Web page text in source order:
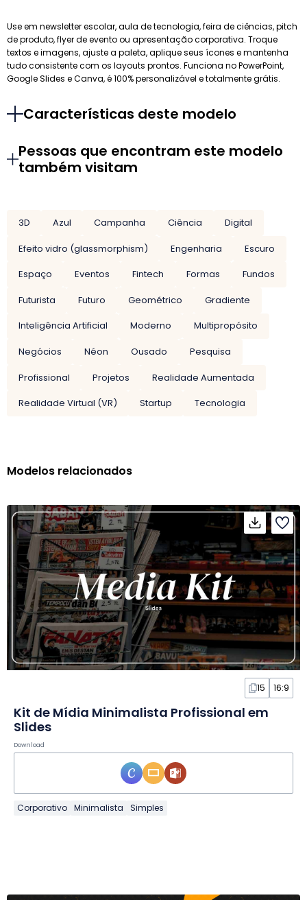
Use em newsletter escolar, aula de tecnologia, feira de ciências, pitch
de produto, flyer de evento ou apresentação corporativa. Troque
textos e imagens, ajuste a paleta, aplique seus ícones e mantenha
tudo consistente com os layouts prontos. Funciona no PowerPoint,
Google Slides e Canva, é 100% personalizável e totalmente grátis.
Características deste modelo
Pessoas que encontram este modelo
também visitam
3D Azul Campanha Ciência
Digital
Efeito vidro (glassmorphism)
Engenharia
Escuro
Espaço
Eventos Fintech Formas
Fundos
Futurista
Futuro Geométrico
Gradiente
Inteligência Artificial
Moderno
Multipropósito
Negócios
Néon Ousado
Pesquisa
Profissional
Projetos
Realidade Aumentada
Realidade Virtual (VR)
Startup Tecnologia
Modelos relacionados
15 16:9
Kit de Mídia Minimalista Profissional em
Slides
Download
Corporativo Minimalista Simples